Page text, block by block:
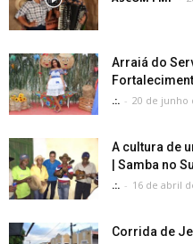
Arraiá do
.:. - 20 de junho
A cultura de
| Samba no
.:. - 16 de abril
Corrida de